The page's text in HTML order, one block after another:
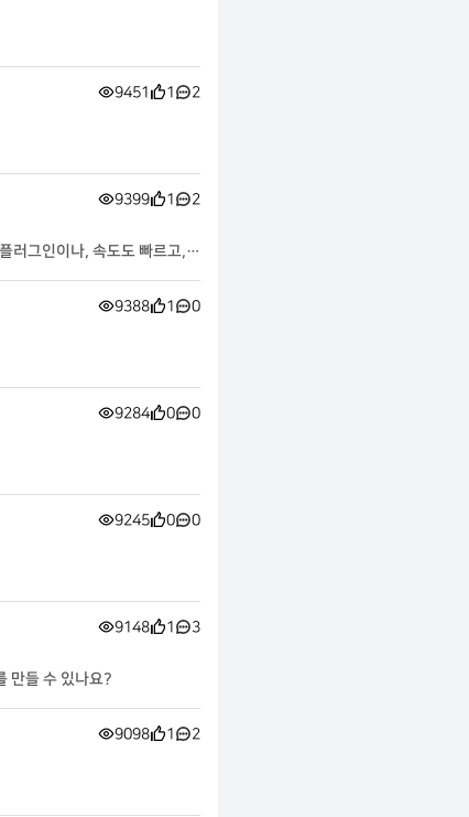
9451 1 2
9399 1 2
러그인이나, 속도도 빠르고,
9388 1 0
9284 0 0
9245 0 0
9148 1 3
만들 수 있나요?
9098 1 2